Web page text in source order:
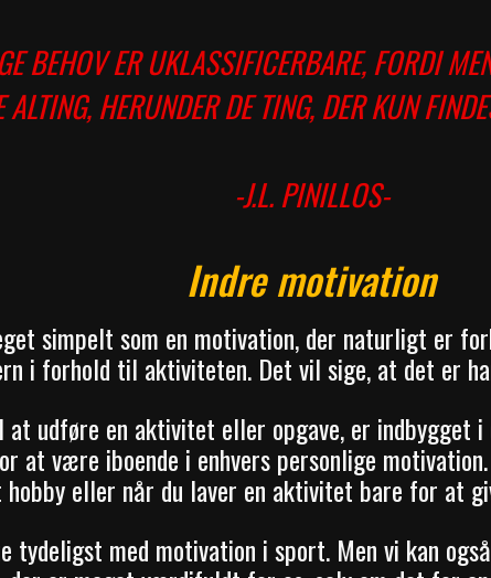
BEHOV ER UKLASSIFICERBARE, FORDI
HERUNDER DE TING, DER KUN
-J.L. PINILLOS-
Indre motivation
simpelt som en motivation, der naturligt er
i forhold til aktiviteten. Det vil sige, at det er
udføre en aktivitet eller opgave, er indbygget
at være iboende i enhvers personlige
hobby eller når du laver en aktivitet bare for at
tydeligst med motivation i sport. Men vi kan